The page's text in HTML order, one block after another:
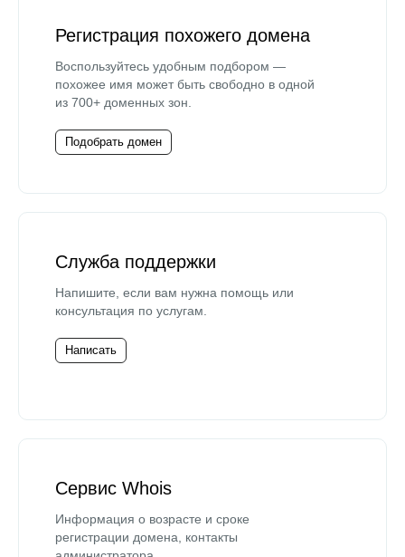
Регистрация похожего домена
Воспользуйтесь удобным подбором —
похожее имя может быть свободно в одной
из 700+ доменных зон.
Подобрать домен
Служба поддержки
Напишите, если вам нужна помощь или
консультация по услугам.
Написать
Сервис Whois
Информация о возрасте и сроке
регистрации домена, контакты